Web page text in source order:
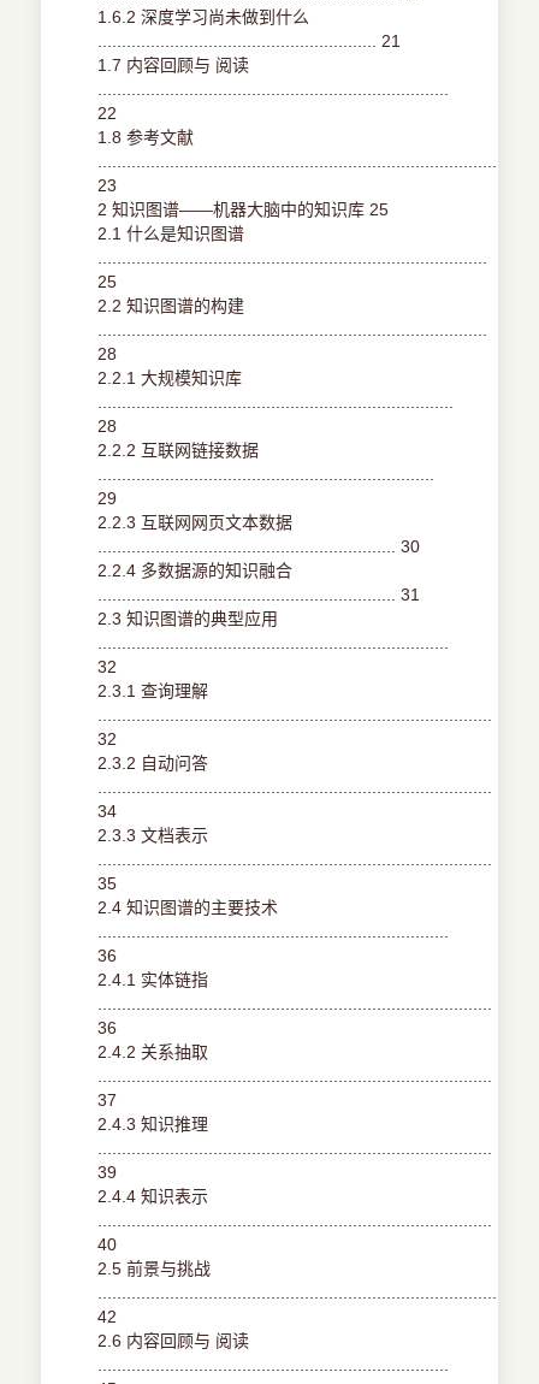
1.6.2 深度学习尚未做到什么
.......................................................... 21
1.7 内容回顾与 阅读
.........................................................................
22
1.8 参考文献
23
2 知识图谱——机器大脑中的知识库 25
2.1 什么是知识图谱
.................................................................................
25
2.2 知识图谱的构建
.................................................................................
28
2.2.1 大规模知识库
..........................................................................
28
2.2.2 互联网链接数据
......................................................................
29
2.2.3 互联网网页文本数据
.............................................................. 30
2.2.4 多数据源的知识融合
.............................................................. 31
2.3 知识图谱的典型应用
.........................................................................
32
2.3.1 查询理解
..................................................................................
32
2.3.2 自动问答
..................................................................................
34
2.3.3 文档表示
..................................................................................
35
2.4 知识图谱的主要技术
.........................................................................
36
2.4.1 实体链指
..................................................................................
36
2.4.2 关系抽取
..................................................................................
37
2.4.3 知识推理
..................................................................................
39
2.4.4 知识表示
..................................................................................
40
2.5 前景与挑战
.........................................................................................
42
2.6 内容回顾与 阅读
.........................................................................